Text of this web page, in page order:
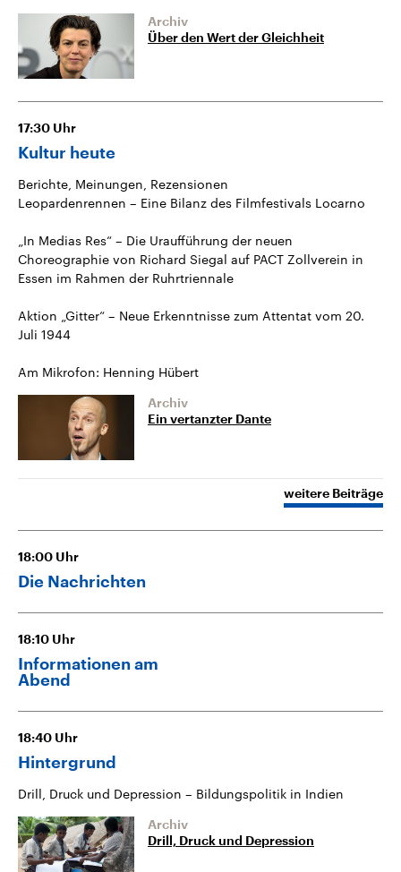
Archiv
Über den Wert der Gleichheit
17:30 Uhr
Kultur heute
Berichte, Meinungen, Rezensionen
Leopardenrennen – Eine Bilanz des Filmfestivals Locarno
„In Medias Res“ – Die Uraufführung der neuen
Choreographie von Richard Siegal auf PACT Zollverein in
Essen im Rahmen der Ruhrtriennale
Aktion „Gitter“ – Neue Erkenntnisse zum Attentat vom 20.
Juli 1944
Am Mikrofon: Henning Hübert
Archiv
Ein vertanzter Dante
weitere Beiträge
18:00 Uhr
Die Nachrichten
18:10 Uhr
Informationen am
Abend
18:40 Uhr
Hintergrund
Drill, Druck und Depression – Bildungspolitik in Indien
Archiv
Drill, Druck und Depression